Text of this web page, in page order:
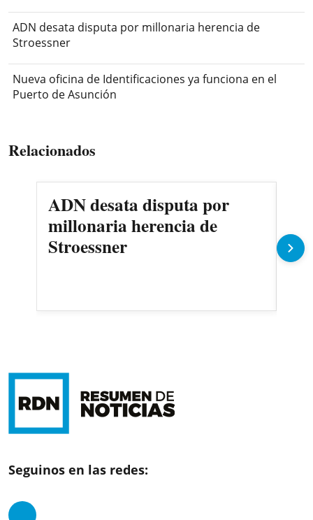
ADN desata disputa por millonaria herencia de
Stroessner
Nueva oficina de Identificaciones ya funciona en el
Puerto de Asunción
Relacionados
ADN desata disputa por
millonaria herencia de
Stroessner
Seguinos en las redes: